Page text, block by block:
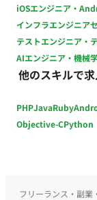
iOSエンジニア・
インフラエンジニア
テストエンジニア・
AIエンジニア・機械
他のスキルで
PHPJavaRuby
Objective-CPython
フリーランス・副